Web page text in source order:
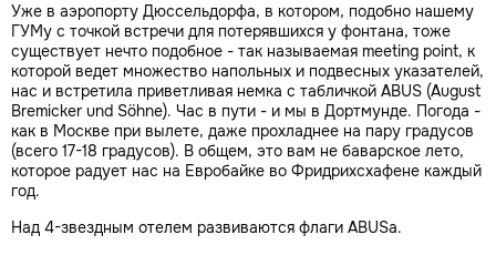
Уже в аэропорту Дюссельдорфа, в котором, подобно нашему
ГУМу с точкой встречи для потерявшихся у фонтана, тоже
существует нечто подобное - так называемая meeting point, к
которой ведет множество напольных и подвесных указателей,
нас и встретила приветливая немка с табличкой ABUS (August
Bremicker und Söhne). Час в пути - и мы в Дортмунде. Погода -
как в Москве при вылете, даже прохладнее на пару градусов
(всего 17-18 градусов). В общем, это вам не баварское лето,
которое радует нас на Евробайке во Фридрихсхафене каждый
год.
Над 4-звездным отелем развиваются флаги ABUSа.